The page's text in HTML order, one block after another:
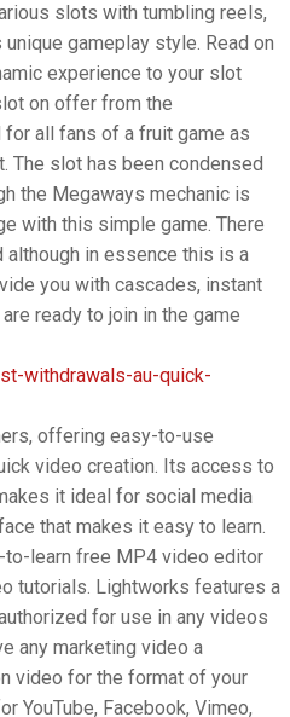
slots with tumbling reels,
gameplay style. Read on
experience to your slot
on offer from the
all fans of a fruit game as
slot has been condensed
the Megaways mechanic is
with this simple game. There
although in essence this is a
you with cascades, instant
ready to join in the game
withdrawals-au-quick-
offering easy-to-use
video creation. Its access to
it ideal for social media
that makes it easy to learn.
to-learn free MP4 video editor
tutorials. Lightworks features a
for use in any videos
any marketing video a
video for the format of your
YouTube, Facebook, Vimeo,